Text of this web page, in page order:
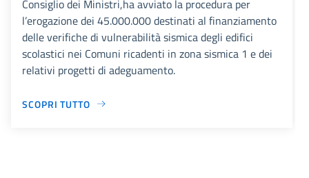
Consiglio dei Ministri,ha avviato la procedura per
l’erogazione dei 45.000.000 destinati al finanziamento
delle verifiche di vulnerabilità sismica degli edifici
scolastici nei Comuni ricadenti in zona sismica 1 e dei
relativi progetti di adeguamento.
SCOPRI TUTTO